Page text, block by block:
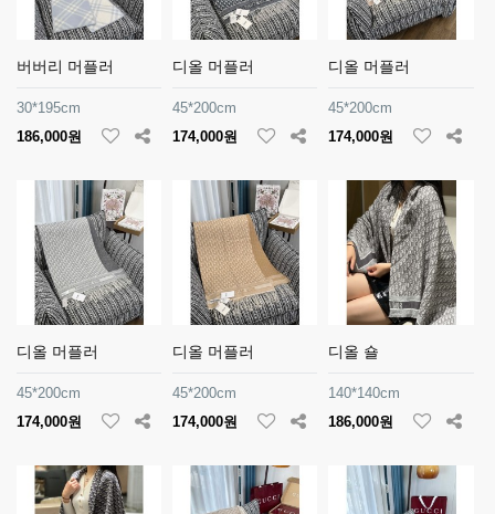
버버리 머플러
30*195cm
186,000원
디올 머플러
45*200cm
174,000원
디올 머플러
45*200cm
174,000원
디올 머플러
45*200cm
174,000원
디올 머플러
45*200cm
174,000원
디올 숄
140*140cm
186,000원